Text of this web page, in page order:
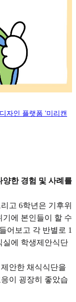
자인 플랫폼 '미리캔
한 경험 및 사례를
고 6학년은 기후위
에 본인들이 할 수
어보고 각 반별로 1
실에 학생제안식단
안한 채식식단을
이 굉장히 좋았습